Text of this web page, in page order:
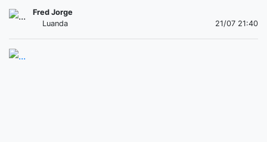
Fred Jorge
Luanda
21/07 21:40